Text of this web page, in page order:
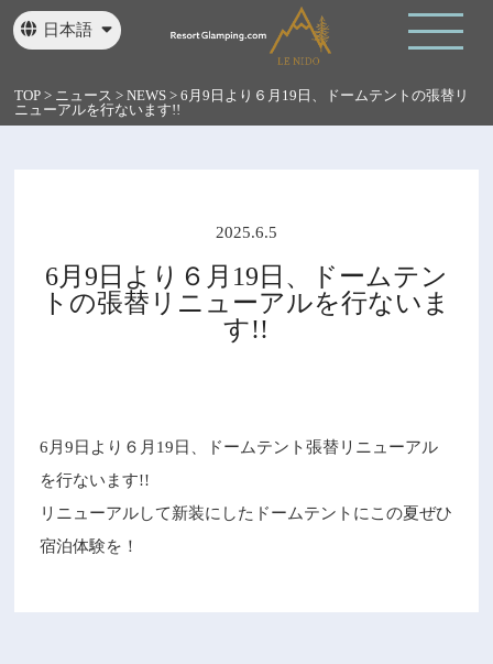
日本語
TOP > ニュース >NEWS >6月9日より６月19日、ドームテントの張替リ
ニューアルを行ないます!!
2025.6.5
6月9日より６月19日、ドームテン
トの張替リニューアルを行ないま
す!!
6月9日より６月19日、ドームテント張替リニューアル
を行ないます!!
リニューアルして新装にしたドームテントにこの夏ぜひ
宿泊体験を！